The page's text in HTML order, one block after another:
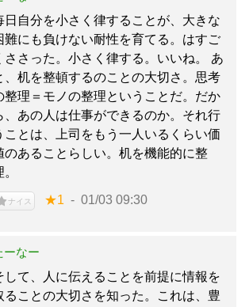
日自分を小さく律することが、大きな
難にも負けない耐性を育てる。はすご
ささった。小さく律する。いいね。 あ
、机を整頓するのことの大切さ。思考
整理＝モノの整理ということだ。だか
、あの人は仕事ができるのか。それ行
ことは、上司をもう一人いるくらい価
のあることらしい。机を機能的に整
ナイス ★1 01/03 09:30
ーなー
して、人に伝えることを前提に情報を
ることの大切さを知った。これは、豊